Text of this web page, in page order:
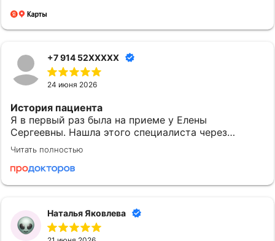
+7 914 52XXXXX
24 июня 2026
История пациента
Я в первый раз была на приеме у Елены
Сергеевны. Нашла этого специалиста через
приложение МедТочка. При выборе обратила
внимание на ее профессионализм. Перед
исследованием были предоставлены одноразовые
Могу сказать, что после посещения доктора
Субочевой Е.С. у меня остались хорошие
Читать полностью
Наталья Яковлева